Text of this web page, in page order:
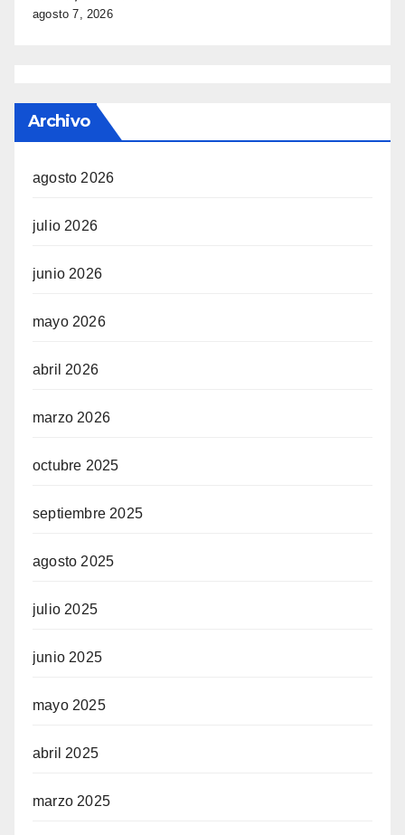
agosto 7, 2026
Archivo
agosto 2026
julio 2026
junio 2026
mayo 2026
abril 2026
marzo 2026
octubre 2025
septiembre 2025
agosto 2025
julio 2025
junio 2025
mayo 2025
abril 2025
marzo 2025